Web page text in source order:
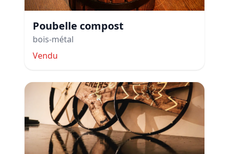
Poubelle compost
bois-métal
Vendu